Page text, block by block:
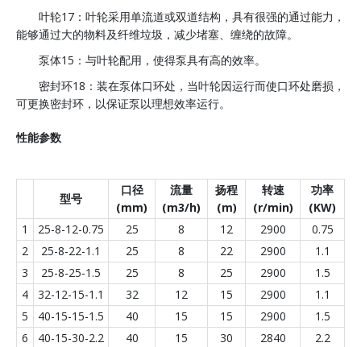
叶轮17：叶轮采用单流道或双道结构，具有很强的通过能力，
能够通过大的物料及纤维垃圾，减少堵塞、缠绕的故障。
泵体15：与叶轮配用，使得泵具有高的效率。
密封环18：装在泵体口环处，当叶轮因运行而使口环处磨损，
可更换密封环，以保证泵以理想效率运行。
性能参数
型号
口径
(mm)
流量
(m3/h)
扬程
(m)
转速
(r/min)
功率
(KW)
1
25-8-12-0.75 25 8 12 2900
0.75
2
25-8-22-1.1 25 8 22 2900
1.1
3
25-8-25-1.5 25 8 25 2900
1.5
4
32-12-15-1.1 32 12 15 2900
1.1
5
40-15-15-1.5 40 15 15 2900
1.5
6
40-15-30-2.2 40 15 30 2840
2.2